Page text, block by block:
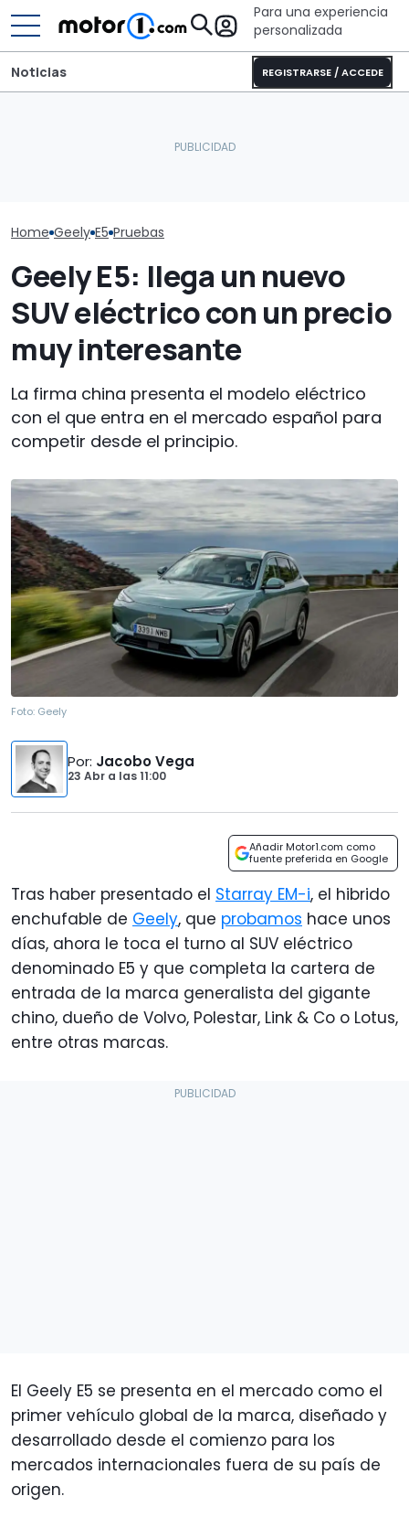
Para una experiencia
personalizada
REGISTRARSE / ACCEDE
Noticias
Home Geely E5 Pruebas
Geely E5: llega un nuevo
SUV eléctrico con un precio
muy interesante
La firma china presenta el modelo eléctrico
con el que entra en el mercado español para
competir desde el principio.
Foto: Geely
Por: Jacobo Vega
23 Abr a las11:00
Añadir Motor1.com como
fuente preferida en Google
Tras haber presentado el Starray EM-i, el hibrido
enchufable de Geely, que probamos hace unos
días, ahora le toca el turno al SUV eléctrico
denominado E5 y que completa la cartera de
entrada de la marca generalista del gigante
chino, dueño de Volvo, Polestar, Link & Co o Lotus,
entre otras marcas.
El Geely E5 se presenta en el mercado como el
primer vehículo global de la marca, diseñado y
desarrollado desde el comienzo para los
mercados internacionales fuera de su país de
origen.